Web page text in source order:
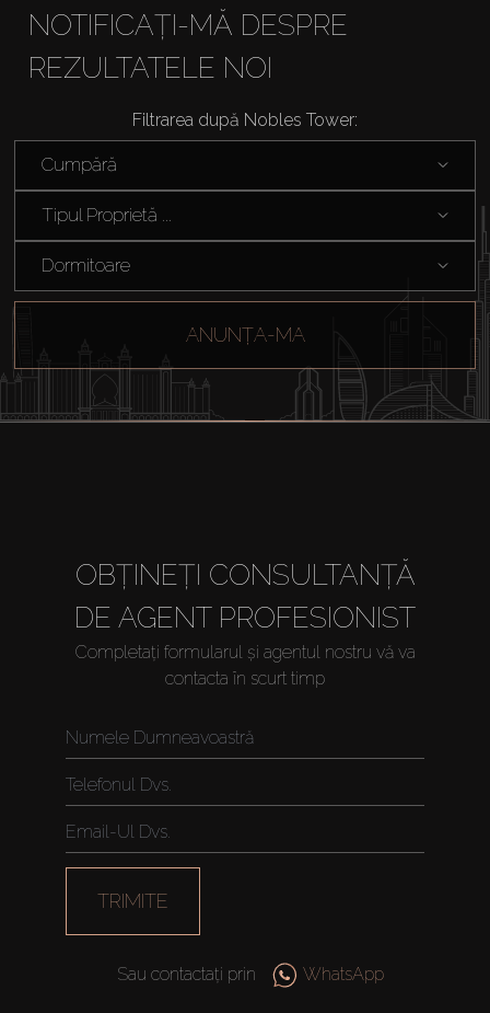
Cumpărați
Închiriați
Vânzare
Off-Plan
About Us
NOTIFICAȚI-MĂ DESPRE
REZULTATELE NOI
Filtrarea după Nobles Tower:
Cumpără
Tipul Proprietă ...
Dormitoare
ANUNȚA-MA
OBȚINEȚI CONSULTANȚĂ
DE AGENT PROFESIONIST
Completați formularul și agentul nostru vă va
contacta în scurt timp
TRIMITE
Sau contactați prin WhatsApp